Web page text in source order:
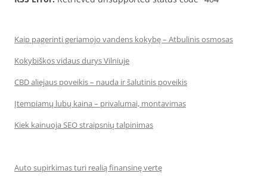
Kaip pagerinti geriamojo vandens kokybę – Atbulinis osmosas
Kokybiškos vidaus durys Vilniuje
CBD aliejaus poveikis – nauda ir šalutinis poveikis
Įtempiamų lubų kaina – privalumai, montavimas
Kiek kainuoja SEO straipsnių talpinimas
Auto supirkimas turi realią finansinę vertę